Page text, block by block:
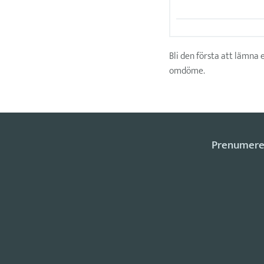
Bli den första att lämna
omdöme.